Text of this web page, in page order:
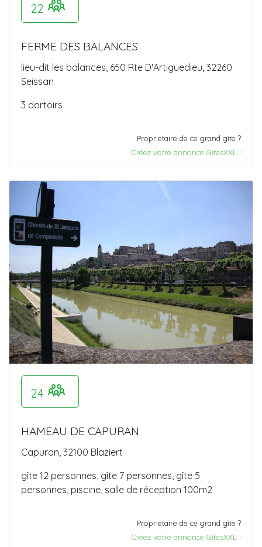
22
FERME DES BALANCES
lieu-dit les balances, 650 Rte D'Artiguedieu, 32260
Seissan
3 dortoirs
Propriétaire de ce grand gîte ?
Créez votre annonce GitesXXL !
24
HAMEAU DE CAPURAN
Capuran, 32100 Blaziert
gîte 12 personnes, gîte 7 personnes, gîte 5
personnes, piscine, salle de réception 100m2
Propriétaire de ce grand gîte ?
Créez votre annonce GitesXXL !